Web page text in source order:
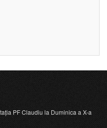
PF Claudiu la Duminica a X-a